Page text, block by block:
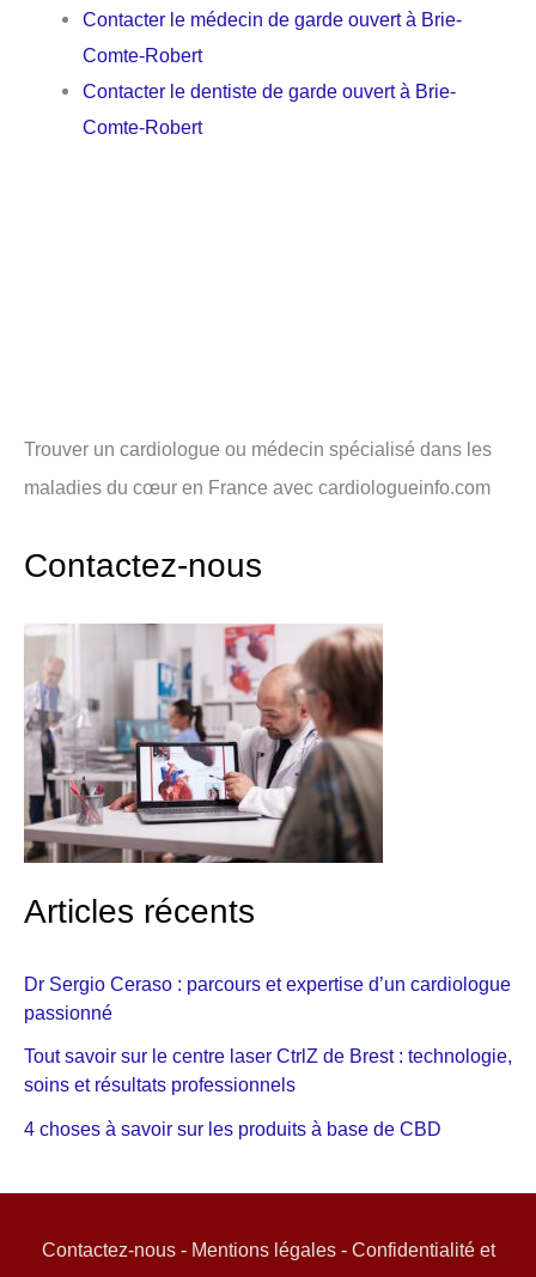
Contacter le médecin de garde ouvert à Brie-
Comte-Robert
Contacter le dentiste de garde ouvert à Brie-
Comte-Robert
Trouver un cardiologue ou médecin spécialisé dans les
maladies du cœur en France avec cardiologueinfo.com
Contactez-nous
Articles récents
Dr Sergio Ceraso : parcours et expertise d’un cardiologue
passionné
Tout savoir sur le centre laser CtrlZ de Brest : technologie,
soins et résultats professionnels
4 choses à savoir sur les produits à base de CBD
Contactez-nous- Mentions légales- Confidentialité et